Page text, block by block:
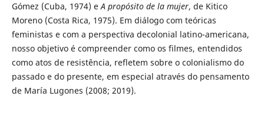
Gómez (Cuba, 1974) eA propósito de la mujer, de Kitico
Moreno (Costa Rica, 1975). Em diálogo com teóricas
feministas e com a perspectiva decolonial latino-americana,
nosso objetivo é compreender como os filmes, entendidos
como atos de resistência, refletem sobre o colonialismo do
passado e do presente, em especial através do pensamento
de María Lugones (2008; 2019).